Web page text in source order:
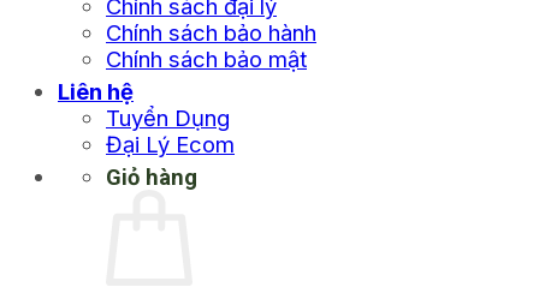
Chính sách đại lý
Chính sách bảo hành
Chính sách bảo mật
Liên hệ
Tuyển Dụng
Đại Lý Ecom
Giỏ hàng